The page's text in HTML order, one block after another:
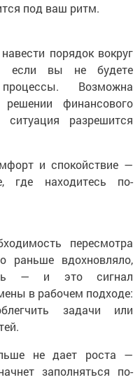
под ваш ритм.
порядок вокруг
если вы не будете
Возможна
финансового
разрешится
и спокойствие —
где находитесь по-
пересмотра
раньше вдохновляло,
— и это сигнал
в рабочем подходе:
задачи или
не дает роста —
заполняться по-